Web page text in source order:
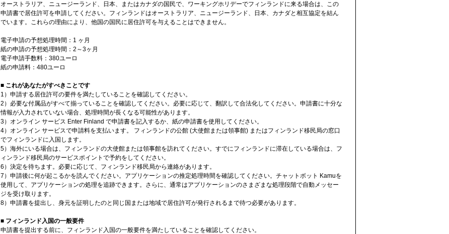
オーストラリア、ニュージーランド、日本、またはカナダの国民で、ワーキングホリデーでフィンランドに来る場合は、この
申請書で居住許可を申請してください。フィンランドはオーストラリア、ニュージーランド、日本、カナダと相互協定を結ん
でいます。これらの理由により、他国の国民に居住許可を与えることはできません。
電子申請の予想処理時間：1 ヶ月
紙の申請の予想処理時間：2～3ヶ月
電子申請手数料：380ユーロ
紙の申請料：480ユーロ
■ これがあなたがすべきことです
1）申請する居住許可の要件を満たしていることを確認してください。
2）必要な付属品がすべて揃っていることを確認してください。必要に応じて、翻訳して合法化してください。申請書に十分な
情報が入力されていない場合、処理時間が長くなる可能性があります。
3）オンライン サービス Enter Finland で申請書を記入するか、紙の申請書を使用してください。
4）オンライン サービスで申請料を支払います。 フィンランドの公館 (大使館または領事館) またはフィンランド移民局の窓口
でフィンランドに入国します。
5）海外にいる場合は、フィンランドの大使館または領事館を訪れてください。すでにフィンランドに滞在している場合は、フ
ィンランド移民局のサービスポイントで予約をしてください。
6）決定を待ちます。必要に応じて、フィンランド移民局から連絡があります。
7）申請後に何が起こるかを読んでください。アプリケーションの推定処理時間を確認してください。チャットボット Kamuを
使用して、アプリケーションの処理を追跡できます。さらに、通常はアプリケーションのさまざまな処理段階で自動メッセー
ジを受け取ります。
8）申請書を提出し、身元を証明したのと同じ国または地域で居住許可が発行されるまで待つ必要があります。
■ フィンランド入国の一般要件
申請書を提出する前に、フィンランド入国の一般要件を満たしていることを確認してください。